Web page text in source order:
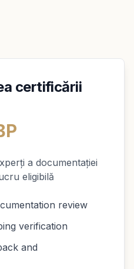
certificării
a documentației
eligibilă
review
verification
and